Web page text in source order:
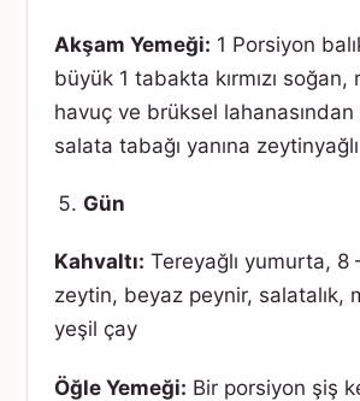
Akşam Yemeği: 1 Porsiyon
büyük 1 tabakta kırmızı soğan,
havuç ve brüksel lahanasından
salata tabağı yanına
Gün
Kahvaltı: Tereyağlı yumurta, 8
zeytin, beyaz peynir, salatalık,
yeşil çay
Öğle Yemeği: Bir porsiyon şiş